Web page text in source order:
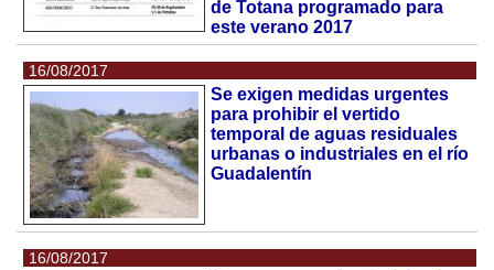
de Totana programado para
este verano 2017
16/08/2017
Se exigen medidas urgentes
para prohibir el vertido
temporal de aguas residuales
urbanas o industriales en el río
Guadalentín
16/08/2017